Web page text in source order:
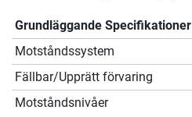
Grundläggande Specifikationer
Motståndssystem
Fällbar/Upprätt förvaring
Motståndsnivåer